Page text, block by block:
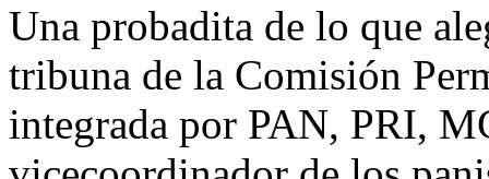
Una probadita de lo que
tribuna de la Comisión
integrada por PAN, PRI,